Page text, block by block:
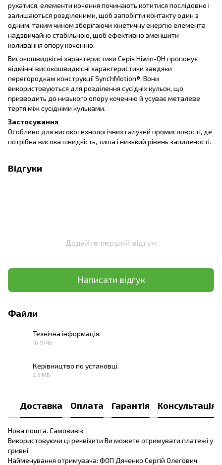
рухатися, елементи кочення починають котитися послідовно і
залишаються розділеними, щоб запобігти контакту один з
одним, таким чином зберігаючи кінетичну енергію елемента
надзвичайно стабільною, щоб ефективно зменшити
коливання опору коченню.
Високошвидкісні характеристики Серія Hiwin-QH пропонує
відмінні високошвидкісні характеристики завдяки
перегородкам конструкції SynchMotion®. Вони
використовуються для розділення сусідніх кульок, що
призводить до низького опору коченню й усуває металеве
тертя між сусідніми кульками.
Застосування
Особливо для високотехнологічних галузей промисловості, де
потрібна висока швидкість, тиша і низький рівень запиленості.
Відгуки
Додайте перший відгук
Написати відгук
Файли
Технічна інформація.
16.9 МБ
Керівництво по установці.
2.9 МБ
Доставка Оплата Гарантія Консультація
Нова пошта. Самовивіз.
Використовуючи ці реквізити Ви можете отримувати платежі у
гривні.
Найменування отримувача: ФОП Дяченко Сергій Олегович